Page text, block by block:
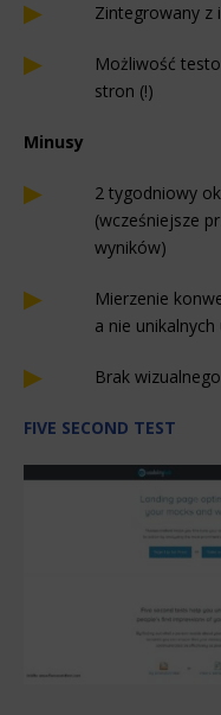
Zintegrowany z
Możliwość
stron (!)
Minusy
2 tygodniowy
(wcześniejsze
wyników)
Mierzenie
a nie
Brak
FIVE SECOND TEST